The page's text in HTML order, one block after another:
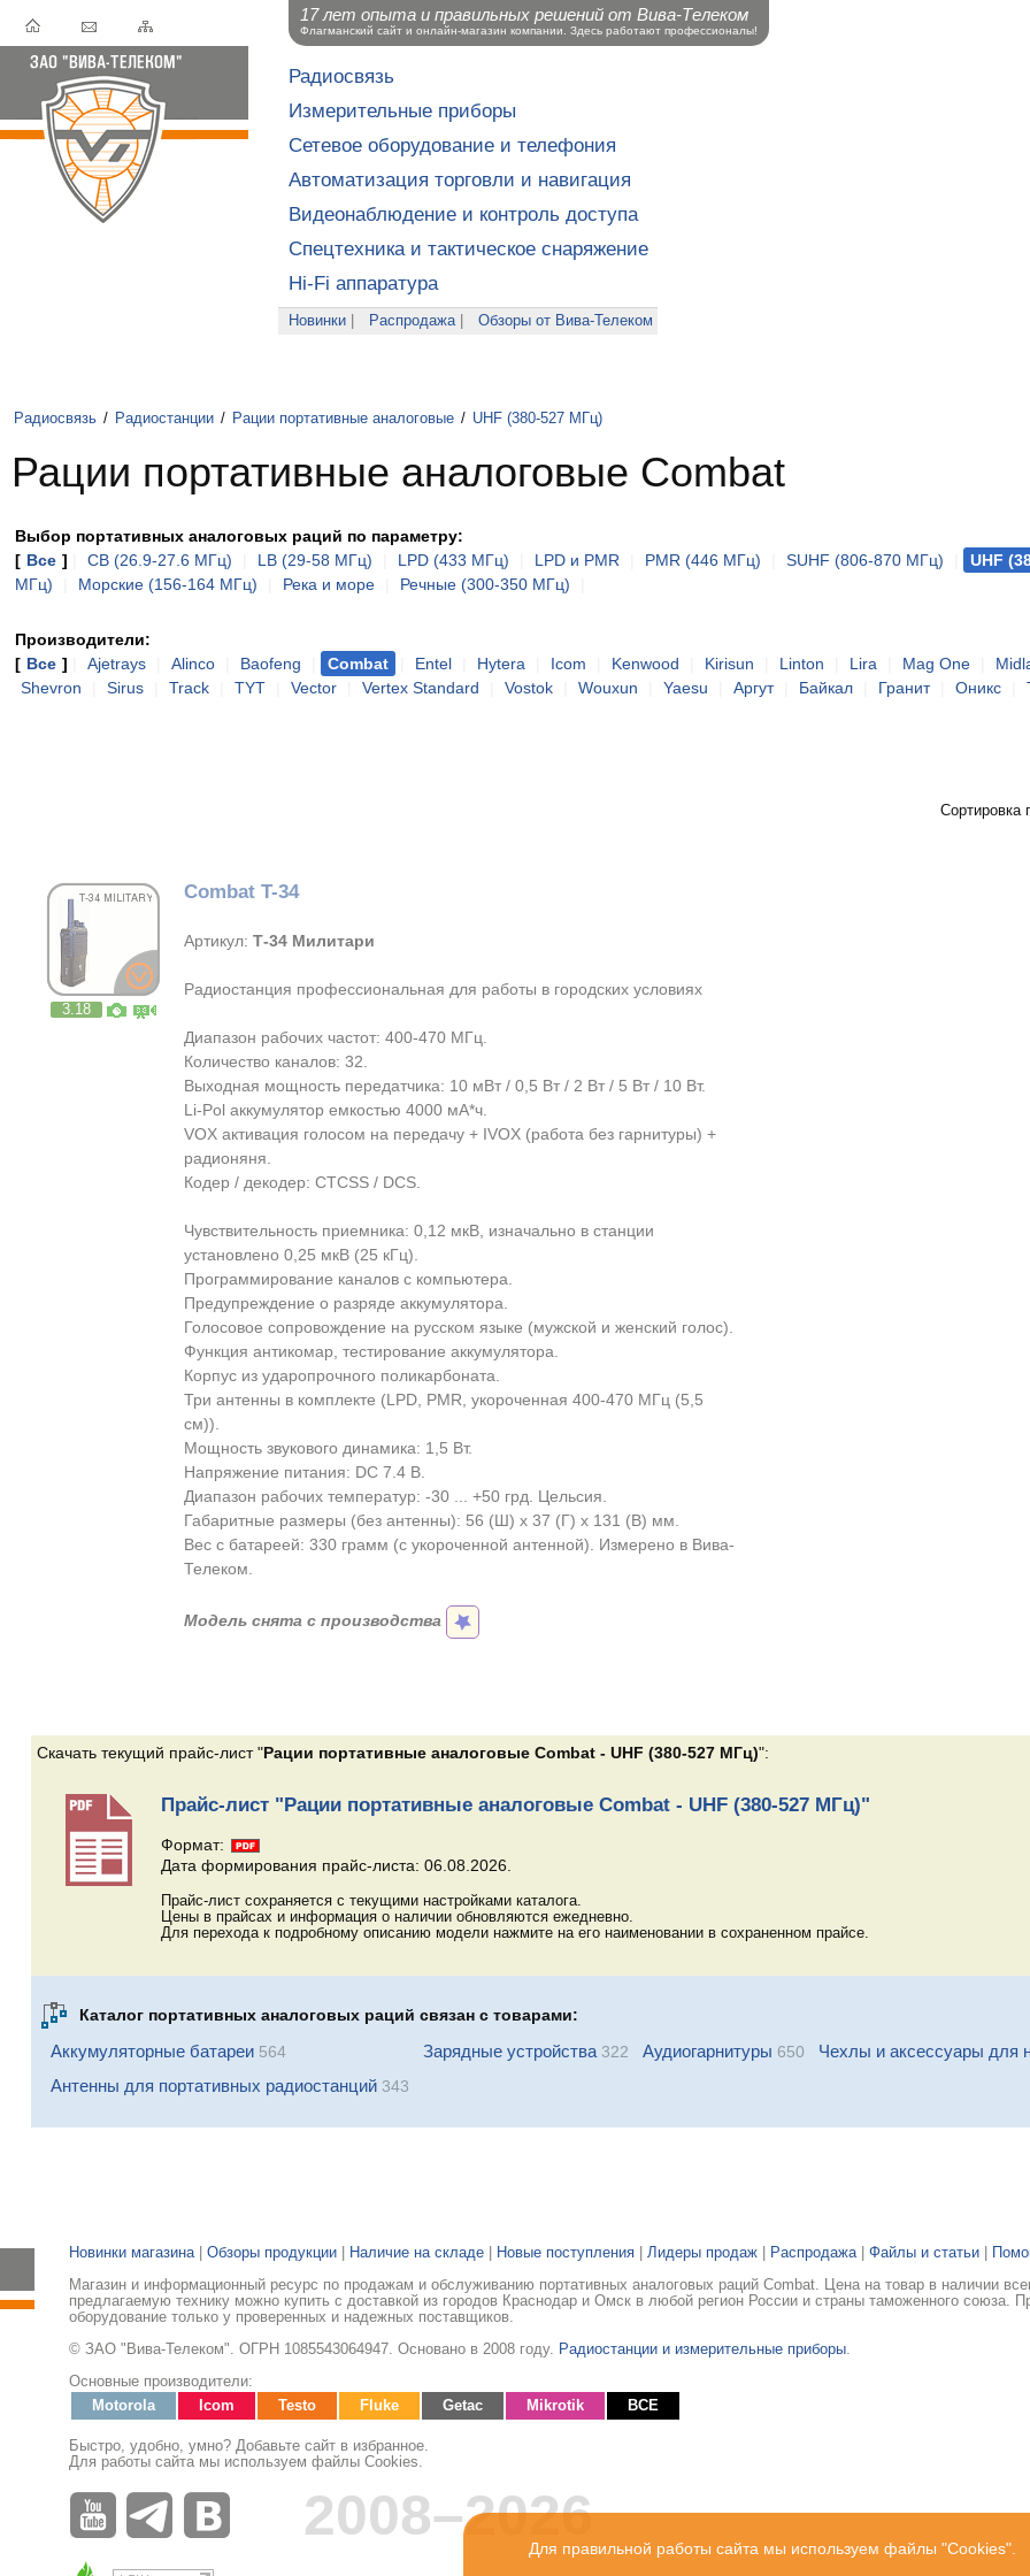
Радиосвязь
Измерительные приборы
Сетевое оборудование и телефония
Автоматизация торговли и навигация
Видеонаблюдение и контроль доступа
Спецтехника и тактическое снаряжение
Hi-Fi аппаратура
Новинки Распродажа| Обзоры от Вива-Телеком
Радиосвязь / Радиостанции / Рации портативные аналоговые / UHF (380-527 МГц)
Рации портативные аналоговые Combat
Выбор портативных аналоговых раций по параметру:
[ Все ] CB (26.9-27.6 МГц) LB (29-58 МГц) LPD (433 МГц) LPD и PMR PMR (446 МГц) SUHF (806-870 МГц) UHF
МГц)
Морские (156-164 МГц) Река и море Речные (300-350 МГц)
Производители:
[ Все ] Ajetrays Alinco Baofeng Combat Entel Hytera Icom Kenwood Kirisun Linton Lira Mag One
Shevron
Sirus Track TYT Vector Vertex Standard Vostok Wouxun Yaesu Аргут Байкал Гранит Оникс
Сортировка
3.18
Combat T-34
Артикул:Т-34 Милитари
Радиостанция профессиональная для работы в городских условиях
Диапазон рабочих частот: 400-470 МГц.
Количество каналов: 32.
Выходная мощность передатчика: 10 мВт / 0,5 Вт / 2 Вт / 5 Вт / 10 Вт.
Li-Pol аккумулятор емкостью 4000 мА*ч.
VOX активация голосом на передачу + IVOX (работа без гарнитуры) +
радионяня.
Кодер / декодер: CTCSS / DCS.
Чувствительность приемника: 0,12 мкВ, изначально в станции
установлено 0,25 мкВ (25 кГц).
Программирование каналов с компьютера.
Предупреждение о разряде аккумулятора.
Голосовое сопровождение на русском языке (мужской и женский голос).
Функция антикомар, тестирование аккумулятора.
Корпус из ударопрочного поликарбоната.
Три антенны в комплекте (LPD, PMR, укороченная 400-470 МГц (5,5
см)).
Мощность звукового динамика: 1,5 Вт.
Напряжение питания: DC 7.4 В.
Диапазон рабочих температур: -30 ... +50 грд. Цельсия.
Габаритные размеры (без антенны): 56 (Ш) х 37 (Г) х 131 (В) мм.
Вес с батареей: 330 грамм (с укороченной антенной). Измерено в Вива-
Телеком.
Модель снята с производства
Скачать текущий прайс-лист "Рации портативные аналоговые Combat - UHF (380-527 МГц)":
Прайс-лист "Рации портативные аналоговые Combat - UHF (380-527 МГц)"
Формат:
Дата формирования прайс-листа: 06.08.2026.
Прайс-лист сохраняется с текущими настройками каталога.
Цены в прайсах и информация о наличии обновляются ежедневно.
Для перехода к подробному описанию модели нажмите на его наименовании в сохраненном прайсе.
Каталог портативных аналоговых раций связан с товарами:
Аккумуляторные батареи564 Зарядные устройства322 Аудиогарнитуры 650 Чехлы и аксессуары для
Антенны для портативных радиостанций343
Новинки магазина| Обзоры продукции Наличие на складе Новые поступления Лидеры продаж Распродажа| Файлы и статьи
Магазин и информационный ресурс по продажам и обслуживанию портативных аналоговых раций Combat. Цена на товар в наличии
предлагаемую технику можно купить с доставкой из городов Краснодар и Омск в любой регион России и страны таможенного союза.
оборудование только у проверенных и надежных поставщиков.
© ЗАО "Вива-Телеком". ОГРН 1085543064947. Основано в 2008 году. Радиостанции и измерительные приборы.
Основные производители:
Motorola
Icom Testo Fluke Getac Mikrotik ВСЕ
Быстро, удобно, умно? Добавьте сайт в избранное.
Для работы сайта мы используем файлы Cookies.
2008–2026
Для правильной работы сайта мы используем файлы "Cookies".
17 лет опыта и правильных решений от Вива-Телеком
Флагманский сайт и онлайн-магазин компании. Здесь работают профессионалы!